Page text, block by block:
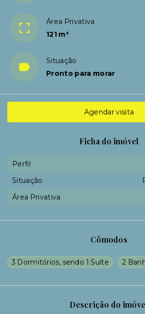
Área Privativa
121 m²
Situação
Pronto para morar
Cômodos
3 Dormitórios, sendo 1 Suíte 2
Descrição do
Agendar visita
Ficha do imóvel
Perfil
Situação
Área Privativa